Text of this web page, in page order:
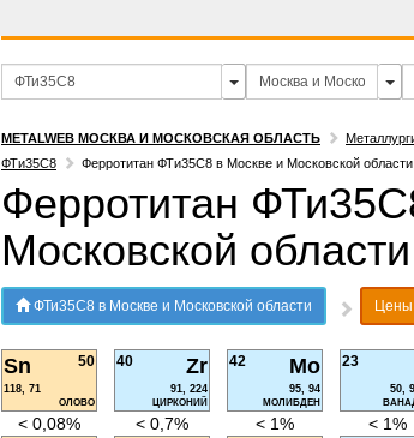
METALWEB МОСКВА И МОСКОВСКАЯ ОБЛАСТЬ
ФТи35С8
Ферротитан ФТи35С8 в Москве и Московской области
Ферротитан
Московской области
ФТи35С8 в Москве и Московской области Цены
Sn 50
118, 71
ОЛОВО
< 0,08%
Zr
40
91, 224
ЦИРКОНИЙ
< 0,7%
Mo
42
95, 94
МОЛИБДЕН
< 1%
23
50,
< 1%